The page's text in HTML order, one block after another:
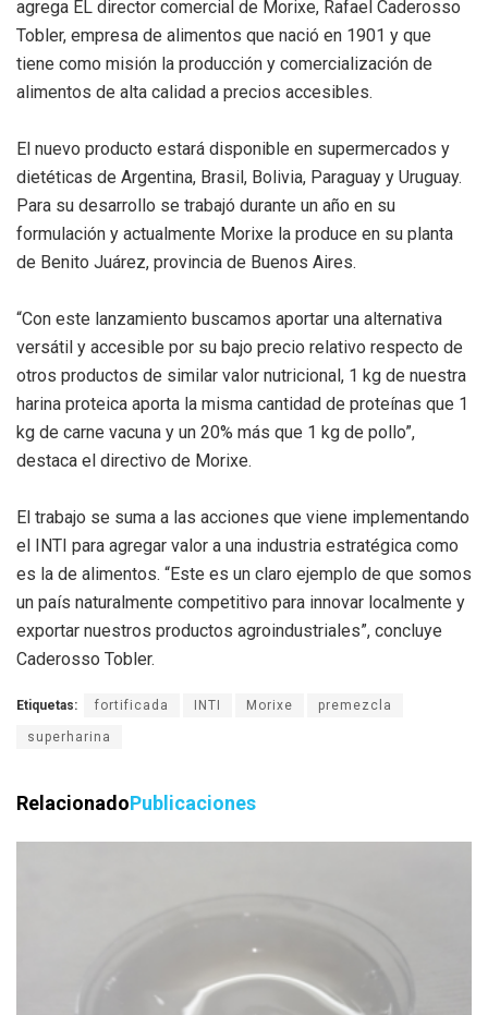
agrega EL director comercial de Morixe, Rafael Caderosso
Tobler, empresa de alimentos que nació en 1901 y que
tiene como misión la producción y comercialización de
alimentos de alta calidad a precios accesibles.
El nuevo producto estará disponible en supermercados y
dietéticas de Argentina, Brasil, Bolivia, Paraguay y Uruguay.
Para su desarrollo se trabajó durante un año en su
formulación y actualmente Morixe la produce en su planta
de Benito Juárez, provincia de Buenos Aires.
“Con este lanzamiento buscamos aportar una alternativa
versátil y accesible por su bajo precio relativo respecto de
otros productos de similar valor nutricional, 1 kg de nuestra
harina proteica aporta la misma cantidad de proteínas que 1
kg de carne vacuna y un 20% más que 1 kg de pollo”,
destaca el directivo de Morixe.
El trabajo se suma a las acciones que viene implementando
el INTI para agregar valor a una industria estratégica como
es la de alimentos. “Este es un claro ejemplo de que somos
un país naturalmente competitivo para innovar localmente y
exportar nuestros productos agroindustriales”, concluye
Caderosso Tobler.
Etiquetas: fortificada INTI Morixe premezcla
superharina
RelacionadoPublicaciones